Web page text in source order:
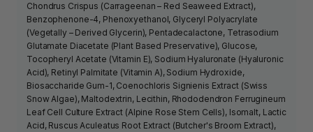
Chondrus Crispus (Carrageenan – Red Seaweed Extract),
Benzophenone-4, Phenoxyethanol, Glyceryl Polyacrylate
(Vegetally – Derived Glycerin), Pentadecalactone, Tetrasodium
Glutamate Diacetate (Plant Based Preservative), Glucose,
Tocopheryl Acetate (Vitamin E), Sodium Hyaluronate (Hyaluronic
Acid), Retinyl Palmitate (Vitamin A), Sodium Hydroxide,
Biosaccharide Gum-1, Coenochloris Signienis Extract (Swiss
Snow Algae), Maltodextrin, Lecithin, Rhododendron Ferrugineum
Leaf Cell Culture Extract (Alpine Rose Stem Cells), Isomalt, Lactic
Acid, Ruscus Aculeatus Root Extract (Butcher's Broom Extract),